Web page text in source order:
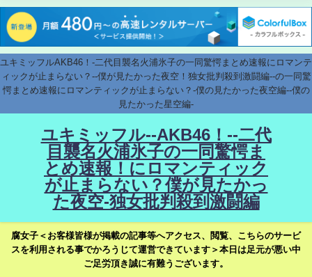
ユキミッフルAKB46！-二代目襲名火浦氷子の一同驚愕まとめ速報にロマンテ
ィックが止まらない？--僕が見たかった夜空！独女批判殺到激闘編--の一同驚
愕まとめ速報にロマンティックが止まらない？-僕の見たかった夜空編--僕の
見たかった星空編-
ユキミッフル--AKB46！--二代
目襲名火浦氷子の一同驚愕ま
とめ速報！にロマンティック
が止まらない？僕が見たかっ
た夜空-独女批判殺到激闘編
腐女子＜お客様皆様が掲載の記事等へアクセス、閲覧、こちらのサービ
スを利用される事でかろうじて運営できています＞本日は足元が悪い中
ご足労頂き誠に有難うございます。